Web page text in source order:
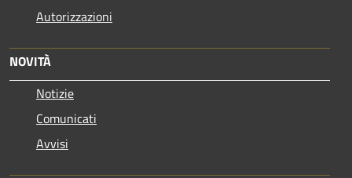
Autorizzazioni
NOVITÀ
Notizie
Comunicati
Avvisi